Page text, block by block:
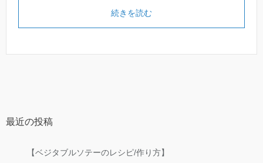
続きを読む
最近の投稿
【ベジタブルソテーのレシピ/作り方】